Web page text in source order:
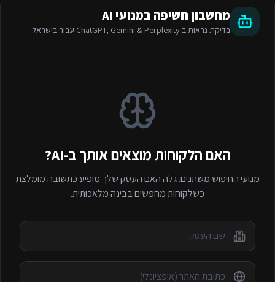
מחשבון חשיפה במנועי AI
בדיקת נראות ב-ChatGPT, Gemini & Perplexity עבור בישראל
האם הלקוחות מוצאים אותך ב-AI?
מנועי החיפוש משתנים. גלה האם העסק שלך מופיע כתשובה מומלצת
כשלקוחות מחפשיםבבינה מלאכותית.